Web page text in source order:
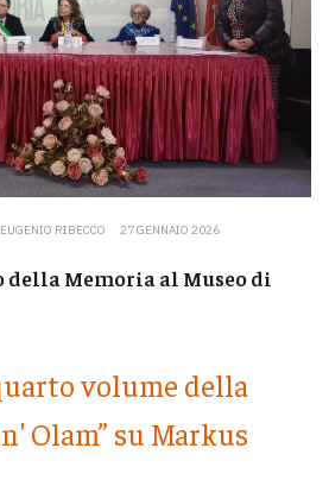
EUGENIO RIBECCO 27 GENNAIO 2026
Memoria al Museo di
volume della
Olam” su Markus